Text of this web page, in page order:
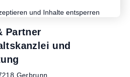
und Inhalte entsperren
Partner
und
Gerbrunn